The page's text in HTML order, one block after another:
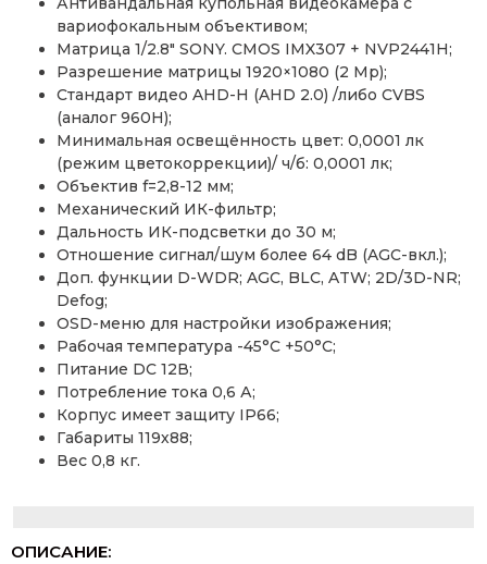
вариофокальным объективом;
Матрица 1/2.8″ SONY. CMOS IMX307 + NVP2441H;
Разрешение матрицы 1920×1080 (2 Mp);
Стандарт видео AHD-H (AHD 2.0) /либо CVBS
(аналог 960H);
Минимальная освещённость цвет: 0,0001 лк
(режим цветокоррекции)/ ч/б: 0,0001 лк;
Объектив f=2,8-12 мм;
Механический ИК-фильтр;
Дальность ИК-подсветки до 30 м;
Отношение сигнал/шум более 64 dB (AGC-вкл.);
Доп. функции D-WDR; AGC, BLC, ATW; 2D/3D-NR;
Defog;
OSD-меню для настройки изображения;
Рабочая температура -45°С +50°С;
Питание DC 12В;
Потребление тока 0,6 А;
Корпус имеет защиту IP66;
Габариты 119х88;
Вес 0,8 кг.
ОПИСАНИЕ: